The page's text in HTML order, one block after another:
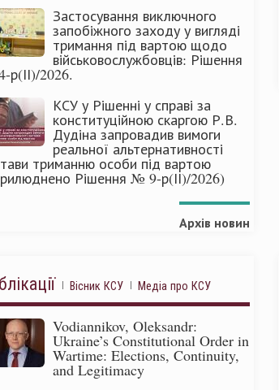
Застосування виключного
запобіжного заходу у вигляді
тримання під вартою щодо
військовослужбовців: Рішення
2026.
КСУ у Рішенні у справі за
конституційною скаргою Р.В.
Дудіна запровадив вимоги
реальної альтернативності
триманню особи під вартою
Рішення № 9-р(ІІ)/2026)
Архів новин
Вісник КСУ Медіа про КСУ
Vodiannikov, Oleksandr:
Ukraine’s Constitutional Order in
Wartime: Elections, Continuity,
and Legitimacy